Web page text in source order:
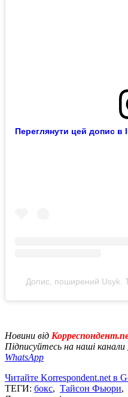
Переглянути цей допис в
Допис, поширений Usyk.
Новини від
Підписуйтесь на наші канали
WhatsApp
Читайте Korrespondent.net в
ТЕГИ: бокс, Тайсон Фьюри,